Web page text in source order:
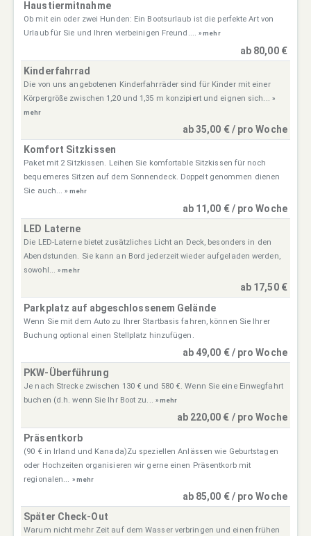
Haustiermitnahme
Ob mit ein oder zwei Hunden: Ein Bootsurlaub ist die perfekte Art von
Urlaub für Sie und Ihren vierbeinigen Freund....» mehr
ab 80,00 €
Kinderfahrrad
Die von uns angebotenen Kinderfahrräder sind für Kinder mit einer
Körpergröße zwischen 1,20 und 1,35 m konzipiert und eignen sich... »
mehr
ab 35,00 € / pro Woche
Komfort Sitzkissen
Paket mit 2 Sitzkissen. Leihen Sie komfortable Sitzkissen für noch
bequemeres Sitzen auf dem Sonnendeck. Doppelt genommen dienen
Sie auch...» mehr
ab 11,00 € / pro Woche
LED Laterne
Die LED-Laterne bietet zusätzliches Licht an Deck, besonders in den
Abendstunden. Sie kann an Bord jederzeit wieder aufgeladen werden,
sowohl...» mehr
ab 17,50 €
Parkplatz auf abgeschlossenem Gelände
Wenn Sie mit dem Auto zu Ihrer Startbasis fahren, können Sie Ihrer
Buchung optional einen Stellplatz hinzufügen.
ab 49,00 € / pro Woche
PKW-Überführung
Je nach Strecke zwischen 130 € und 580 €. Wenn Sie eine Einwegfahrt
buchen (d.h. wenn Sie Ihr Boot zu... » mehr
ab 220,00 € / pro Woche
Präsentkorb
(90 € in Irland und Kanada)Zu speziellen Anlässen wie Geburtstagen
oder Hochzeiten organisieren wir gerne einen Präsentkorb mit
regionalen... » mehr
ab 85,00 € / pro Woche
Später Check-Out
Warum nicht mehr Zeit auf dem Wasser verbringen und einen frühen